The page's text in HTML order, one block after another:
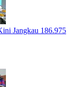
Jangkau 186.975